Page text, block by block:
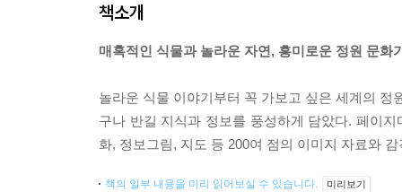
책소개
매혹적인 식물과 놀라운 자연, 흥미로운 정원 문화
놀라운 식물 이야기부터 꼭 가보고 싶은 세계의
구나 반길 지식과 정보를 풍성하게 담았다. 페이
화, 정보그림, 지도 등 200여 점의 이미지 자료와
책의 일부 내용을 미리 읽어보실 수 있습니다. 미리보기